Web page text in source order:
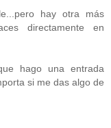
hay otra más
directamente en
hago una entrada
si me das algo de